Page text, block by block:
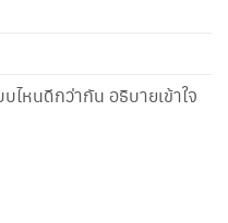
ไหนดีกว่ากัน อธิบายเข้าใจ